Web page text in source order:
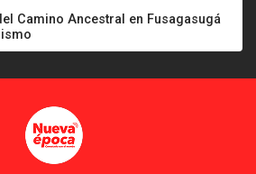
Camino Ancestral en Fusagasugá